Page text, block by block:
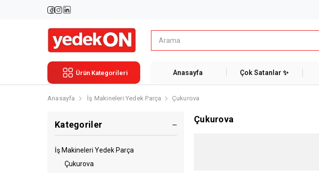
Ürün Kategorileri Anasayfa Çok Satanlar ✨
Anasayfa İş Makineleri Yedek Parça Çukurova
Kategoriler
İş Makineleri Yedek Parça
Çukurova
Çukurova